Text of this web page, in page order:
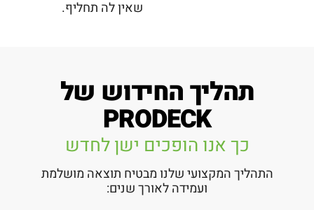
שאין לה תחליף.
תהליך החידוש של
PRODECK
כך אנו הופכים ישן לחדש
התהליך המקצועי שלנו מבטיח תוצאה מושלמת
ועמידה לאורך שנים: